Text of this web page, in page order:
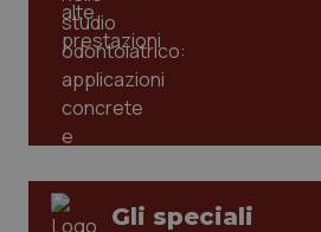
Gli speciali
CookieScriptConsent